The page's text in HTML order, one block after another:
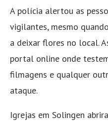
A polícia alertou as
vigilantes, mesmo
a deixar flores no local.
portal online onde
filmagens e qualquer
ataque.
Igrejas em Solingen